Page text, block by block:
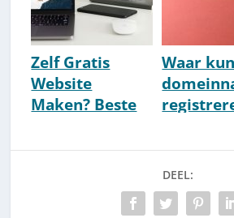
Zelf Gratis
Website
Maken? Beste
Builder Tools
Waar
DEEL: